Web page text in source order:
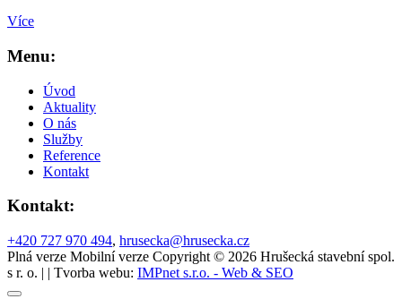
Více
Menu:
Úvod
Aktuality
O nás
Služby
Reference
Kontakt
Kontakt:
+420 727 970 494, hrusecka@hrusecka.cz
Plná verze Mobilní verze Copyright © 2026 Hrušecká stavební spol.
s r. o. | | Tvorba webu: IMPnet s.r.o. - Web & SEO